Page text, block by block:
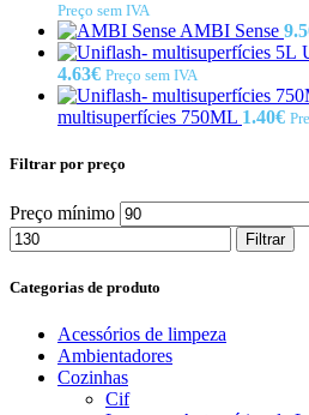
Preço sem IVA
AMBI Sense
4.63€ Preço sem IVA
multisuperfícies 750ML 1.40€
Filtrar por preço
Preço mínimo
Filtrar
Categorias de produto
Acessórios de limpeza
Ambientadores
Cozinhas
Cif